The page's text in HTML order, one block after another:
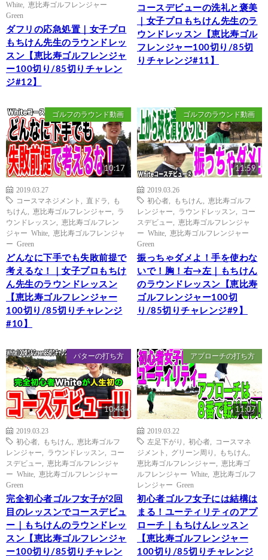
White
恵比寿ゴルフレンジャー
Green
ダフリの応急処置｜女子プロ
もちけん先生のラウンドレッ
スン【恵比寿ゴルフレンジャ
ー100切り/85切りチャレン
ジ#12】
コースデビューの洗礼と褒美
｜女子プロもちけん先生のラ
ウンドレッスン【恵比寿ゴル
フレンジャー100切り/85切
りチャレンジ#11】
ゴルフのラウンド動画
10:17
2019.03.27
コースマネジメント
直ドラ
も
ちけん
恵比寿ゴルフレンジャー
ラ
ウンドレッスン
恵比寿ゴルフレン
ジャー White
恵比寿ゴルフレンジャ
ー Green
どんなに下手でも失敗前提で
考えるな！｜女子プロもちけ
ん先生のラウンドレッスン
【恵比寿ゴルフレンジャー
100切り/85切りチャレンジ
#10】
ゴルフのラウンド動画
11:59
2019.03.26
初心者
もちけん
恵比寿ゴルフ
レンジャー
ラウンドレッスン
コー
スデビュー
恵比寿ゴルフレンジャ
ー White
恵比寿ゴルフレンジャー
Green
振っちゃダメよ！手を使わな
いで！胸！右→左｜もちけん
のラウンドレッスン【恵比寿
ゴルフレンジャー100切
り/85切りチャレンジ#9】
パターの打ち方
10:43
2019.03.23
初心者
もちけん
恵比寿ゴルフ
レンジャー
ラウンドレッスン
コー
スデビュー
恵比寿ゴルフレンジャ
ー White
恵比寿ゴルフレンジャー
Green
完全初心者ゴルフ女子が2回
目のレッスンでコースデビュ
ー｜もちけんのラウンドレッ
スン【恵比寿ゴルフレンジャ
ー100切り/85切りチャレン
アプローチの打ち方
11:07
2019.03.22
左足下がり
初心者
コースマネ
ジメント
グリーン周り もちけん
恵比寿ゴルフレンジャー
恵比寿ゴ
ルフレンジャー White
恵比寿ゴルフ
レンジャー Green
初心者ゴルフ女子には結構は
まる！ユーティリティのアプ
ローチ｜もちけんレッスン
【恵比寿ゴルフレンジャー
100切り/85切りチャレンジ